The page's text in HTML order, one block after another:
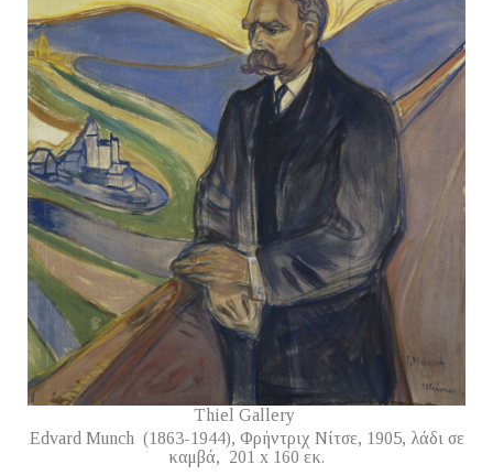
Thiel Gallery
Edvard Munch (1863-1944), Φρήντριχ Νίτσε, 1905, λάδι σε
καμβά, 201 x 160 εκ.